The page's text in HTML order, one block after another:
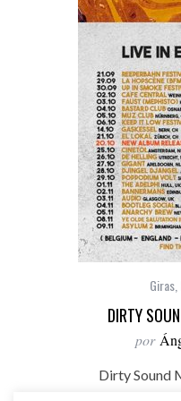
Giras,
DIRTY
por
Dirty Sound
estrenan